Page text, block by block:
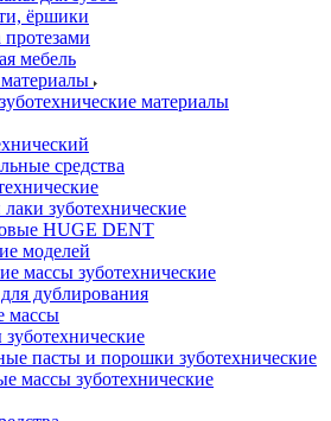
ёршики
протезами
мебель
материалы
средства
зуботехнические
HUGE DENT
моделей
массы зуботехнические
дублирования
массы
пасты и порошки зуботехнические
массы зуботехнические